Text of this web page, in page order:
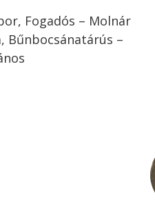
Fogadós – Molnár
Bűnbocsánatárús –